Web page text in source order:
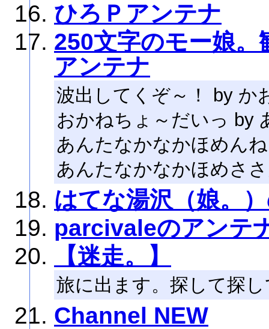
ひろＰアンテナ
250文字のモー娘
アンテナ
波出してくぞ～！ by か
おかねちょ～だいっ by
あんたなかなかほめん
あんたなかなかほめさ
はてな湯沢（娘。
parcivaleのアンテ
【迷走。】
旅に出ます。探して探
Channel NEW